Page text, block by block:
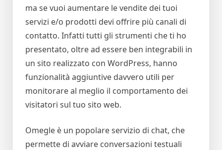
ma se vuoi aumentare le vendite dei tuoi
servizi e/o prodotti devi offrire più canali di
contatto. Infatti tutti gli strumenti che ti ho
presentato, oltre ad essere ben integrabili in
un sito realizzato con WordPress, hanno
funzionalità aggiuntive davvero utili per
monitorare al meglio il comportamento dei
visitatori sul tuo sito web.
Omegle è un popolare servizio di chat, che
permette di avviare conversazioni testuali